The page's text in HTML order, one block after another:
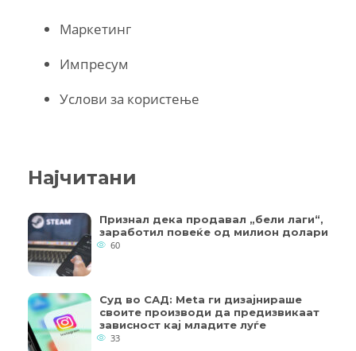
Маркетинг
Импресум
Услови за користење
Најчитани
Признал дека продавал „бели лаги“,
заработил повеќе од милион долари
60
Суд во САД: Meta ги дизајнираше
своите производи да предизвикаат
зависност кај младите луѓе
33